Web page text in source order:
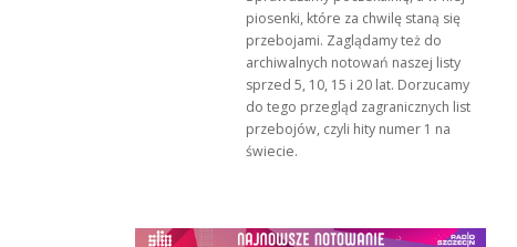
piosenki, które za chwilę staną się
przebojami. Zaglądamy też do
archiwalnych notowań naszej listy
sprzed 5, 10, 15 i 20 lat. Dorzucamy
do tego przegląd zagranicznych list
przebojów, czyli hity numer 1 na
świecie.